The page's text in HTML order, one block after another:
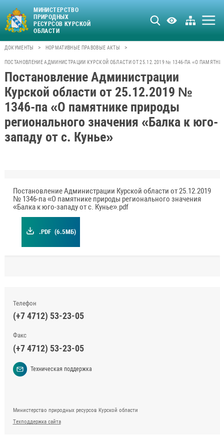
МИНИСТЕРСТВО
ПРИРОДНЫХ
РЕСУРСОВ КУРСКОЙ
ОБЛАСТИ
ДОКУМЕНТЫ > НОРМАТИВНЫЕ ПРАВОВЫЕ АКТЫ >
ПОСТАНОВЛЕНИЕ АДМИНИСТРАЦИИ КУРСКОЙ ОБЛАСТИ ОТ 25.12.2019 № 1346-ПА «О
Постановление Администрации
Курской области от 25.12.2019 №
1346-па «О памятнике природы
регионального значения «Балка к юго-
западу от с. Кунье»
Постановление Администрации Курской области от 25.12.2019
№ 1346-па «О памятнике природы регионального значения
«Балка к юго-западу от с. Кунье».pdf
.PDF (6.5МБ)
Телефон
(+7 4712) 53-23-05
Факс
(+7 4712) 53-23-05
Техническая поддержка
Министерство природных ресурсов Курской области
Техподдержка сайта